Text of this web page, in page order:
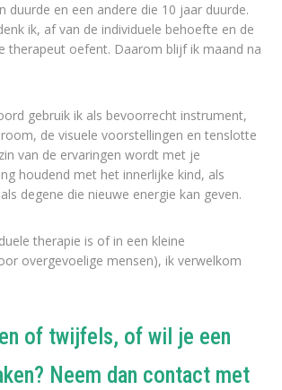
duurde en een andere die 10 jaar duurde.
ik, af van de individuele behoefte en de
therapeut oefent. Daarom blijf ik maand na
gebruik ik als bevoorrecht instrument,
de visuele voorstellingen en tenslotte
van de ervaringen wordt met je
houdend met het innerlijke kind, als
degene die nieuwe energie kan geven.
therapie is of in een kleine
overgevoelige mensen), ik verwelkom
of twijfels, of wil je een
Neem dan contact met